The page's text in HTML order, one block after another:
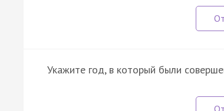
Укажите год, в который были